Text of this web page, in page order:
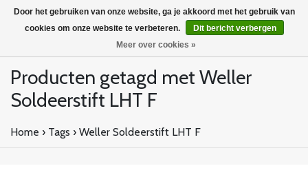
Producten getagd met Weller
Soldeerstift LHT F
Home › Tags › Weller Soldeerstift LHT F
Door het gebruiken van onze website, ga je akkoord met het gebruik van
cookies om onze website te verbeteren.
Dit bericht verbergen
Meer over cookies »